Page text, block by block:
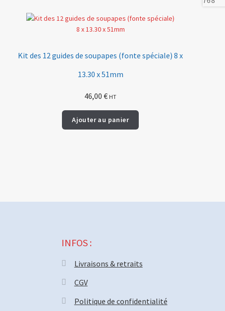
Kit des 12 guides de soupapes (fonte spéciale) 8 x
13.30 x 51mm
46,00€ HT
Ajouter au panier
INFOS :
Livraisons & retraits
CGV
Politique de confidentialité